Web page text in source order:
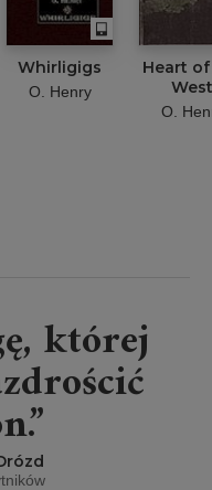
Whirligigs
O. Henry
Heart
West
O.
której